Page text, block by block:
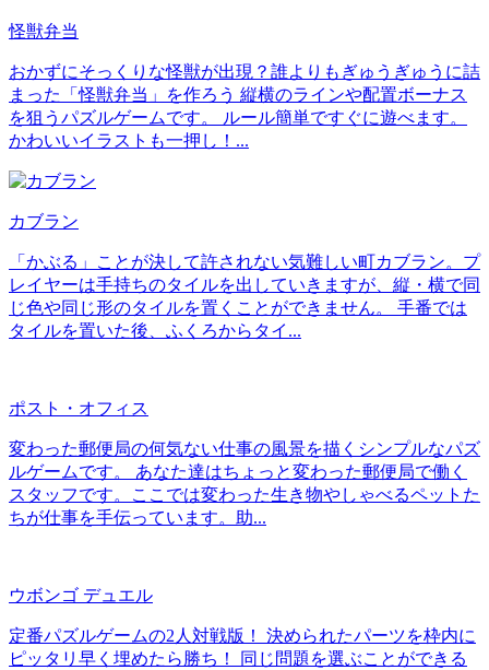
怪獣弁当
おかずにそっくりな怪獣が出現？誰よりもぎゅうぎゅうに詰
まった「怪獣弁当」を作ろう 縦横のラインや配置ボーナス
を狙うパズルゲームです。 ルール簡単ですぐに遊べます。
かわいいイラストも一押し！...
カブラン
「かぶる」ことが決して許されない気難しい町カブラン。プ
レイヤーは手持ちのタイルを出していきますが、縦・横で同
じ色や同じ形のタイルを置くことができません。 手番では
タイルを置いた後、ふくろからタイ...
ポスト・オフィス
変わった郵便局の何気ない仕事の風景を描くシンプルなパズ
ルゲームです。 あなた達はちょっと変わった郵便局で働く
スタッフです。ここでは変わった生き物やしゃべるペットた
ちが仕事を手伝っています。助...
ウボンゴ デュエル
定番パズルゲームの2人対戦版！ 決められたパーツを枠内に
ピッタリ早く埋めたら勝ち！ 同じ問題を選ぶことができる